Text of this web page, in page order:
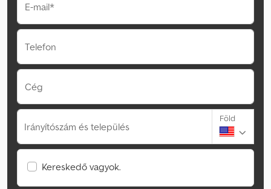
E-mail*
Telefon
Cég
Irányítószám és település
Föld
Kereskedő vagyok.